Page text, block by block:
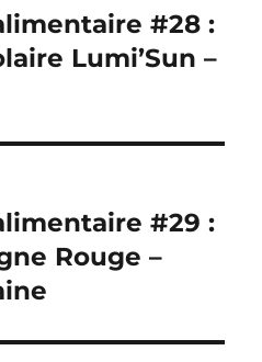
#28 :
Lumi’Sun –
#29 :
Rouge –